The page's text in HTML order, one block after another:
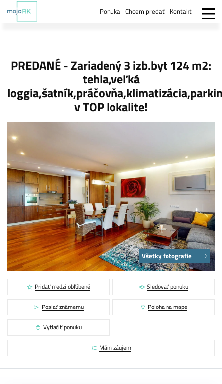
Ponuka Chcem predať Kontakt
PREDANÉ - Zariadený 3 izb.byt 124 m2:
tehla,veľká
v TOP lokalite!
Všetky fotografie
Pridať medzi obľúbené Sledovať ponuku
Poslať známemu Poloha na mape
Vytlačiť ponuku
Mám záujem